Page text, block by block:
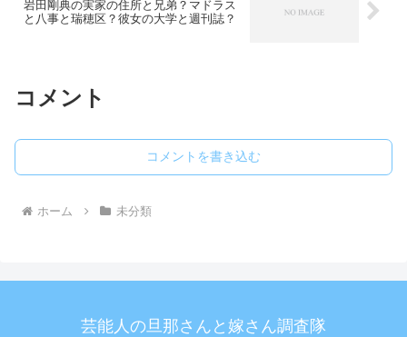
岩田剛典の実家の住所と兄弟？マドラス
と八事と瑞穂区？彼女の大学と週刊誌？
コメント
コメントを書き込む
ホーム 未分類
芸能人の旦那さんと嫁さん調査隊